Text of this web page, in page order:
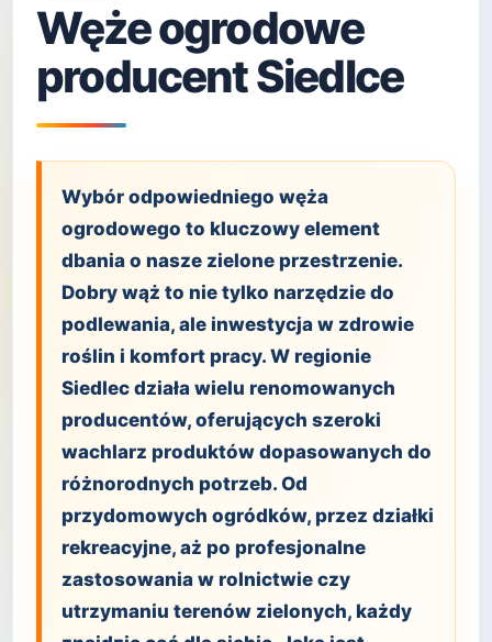
Węże ogrodowe
producent Siedlce
Wybór odpowiedniego węża
ogrodowego to kluczowy element
dbania o nasze zielone przestrzenie.
Dobry wąż to nie tylko narzędzie do
podlewania, ale inwestycja w zdrowie
roślin i komfort pracy. W regionie
Siedlec działa wielu renomowanych
producentów, oferujących szeroki
wachlarz produktów dopasowanych do
różnorodnych potrzeb. Od
przydomowych ogródków, przez działki
rekreacyjne, aż po profesjonalne
zastosowania w rolnictwie czy
utrzymaniu terenów zielonych, każdy